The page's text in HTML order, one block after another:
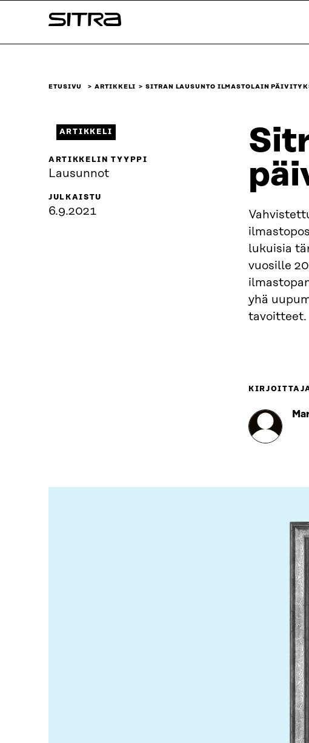
sisältöön
Sitra
ETUSIVU ARTIKKELI SITRAN LAUSUNTO ILMASTOLAIN
lukuisia
vuosille
yhä
tavoitteet.
ARTIKKELI
ARTIKKELIN TYYPPI
Lausunnot
JULKAISTU
6.9.2021